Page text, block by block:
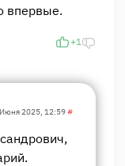
впервые.
+1
2025, 12:59#